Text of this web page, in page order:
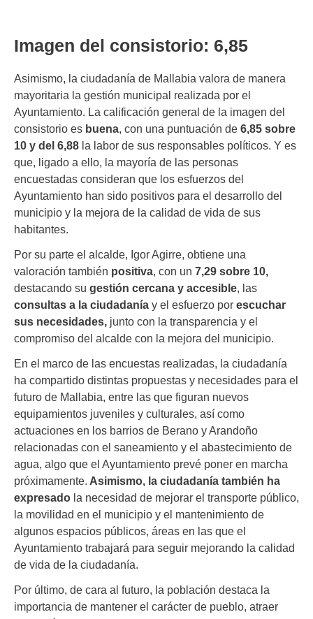
Imagen del consistorio: 6,85
Asimismo, la ciudadanía de Mallabia valora de manera
mayoritaria la gestión municipal realizada por el
Ayuntamiento. La calificación general de la imagen del
consistorio es buena, con una puntuación de 6,85 sobre
10 y del 6,88 la labor de sus responsables políticos. Y es
que, ligado a ello, la mayoría de las personas
encuestadas consideran que los esfuerzos del
Ayuntamiento han sido positivos para el desarrollo del
municipio y la mejora de la calidad de vida de sus
habitantes.
Por su parte el alcalde, Igor Agirre, obtiene una
valoración también positiva, con un 7,29 sobre 10,
destacando su gestión cercana y accesible, las
consultas a la ciudadanía y el esfuerzo por escuchar
sus necesidades, junto con la transparencia y el
compromiso del alcalde con la mejora del municipio.
En el marco de las encuestas realizadas, la ciudadanía
ha compartido distintas propuestas y necesidades para el
futuro de Mallabia, entre las que figuran nuevos
equipamientos juveniles y culturales, así como
actuaciones en los barrios de Berano y Arandoño
relacionadas con el saneamiento y el abastecimiento de
agua, algo que el Ayuntamiento prevé poner en marcha
próximamente. Asimismo, la ciudadanía también ha
expresado la necesidad de mejorar el transporte público,
la movilidad en el municipio y el mantenimiento de
algunos espacios públicos, áreas en las que el
Ayuntamiento trabajará para seguir mejorando la calidad
de vida de la ciudadanía.
Por último, de cara al futuro, la población destaca la
importancia de mantener el carácter de pueblo, atraer